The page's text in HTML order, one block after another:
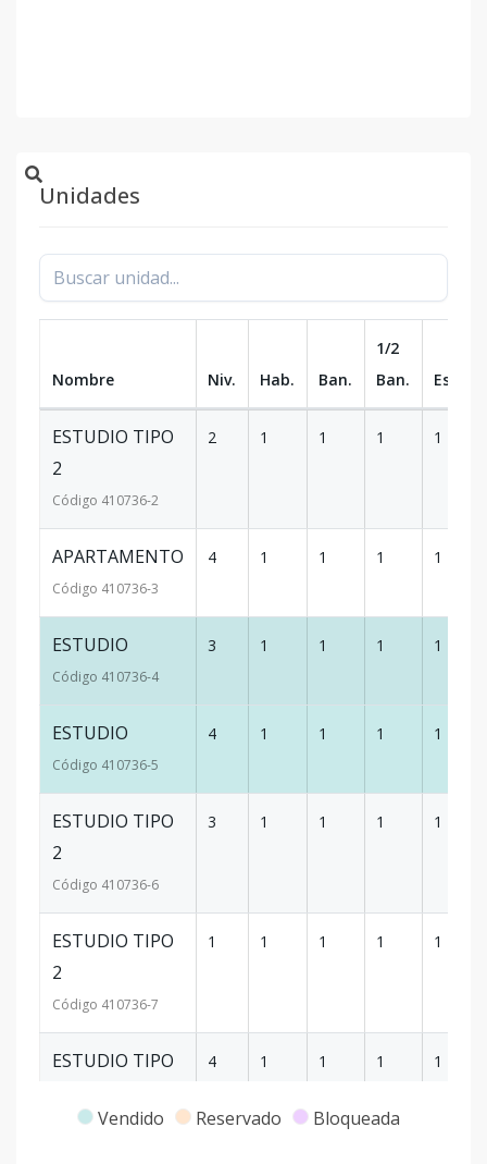
Unidades
Nombre Niv. Hab. Ban.
1/2
Ban.
Est.
ESTUDIO TIPO
2
Código 410736-2
2 1 1 1 1
APARTAMENTO
Código 410736-3
4 1 1 1 1
ESTUDIO
Código 410736-4
3 1 1 1 1
ESTUDIO
Código 410736-5
4 1 1 1 1
ESTUDIO TIPO
2
Código 410736-6
3 1 1 1 1
ESTUDIO TIPO
2
Código 410736-7
1 1 1 1 1
ESTUDIO TIPO
Código 410736-8
4 1 1 1 1
Vendido Reservado Bloqueada